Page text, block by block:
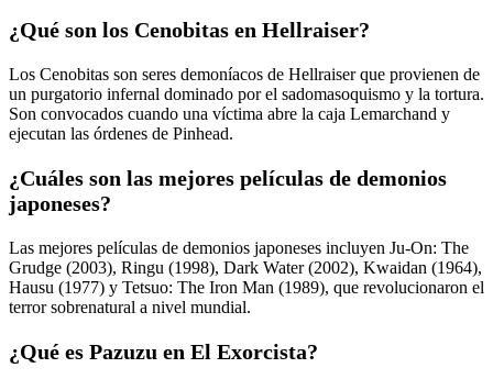
¿Qué son los Cenobitas en Hellraiser?
Los Cenobitas son seres demoníacos de Hellraiser que provienen de
un purgatorio infernal dominado por el sadomasoquismo y la tortura.
Son convocados cuando una víctima abre la caja Lemarchand y
ejecutan las órdenes de Pinhead.
¿Cuáles son las mejores películas de demonios
japoneses?
Las mejores películas de demonios japoneses incluyen Ju-On: The
Grudge (2003), Ringu (1998), Dark Water (2002), Kwaidan (1964),
Hausu (1977) y Tetsuo: The Iron Man (1989), que revolucionaron el
terror sobrenatural a nivel mundial.
¿Qué es Pazuzu en El Exorcista?